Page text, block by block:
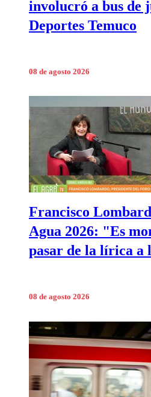
involucró a bus de
Deportes Temuco
08 de agosto 2026
Francisco
Agua 2026: "Es
pasar de la lírica a
08 de agosto 2026